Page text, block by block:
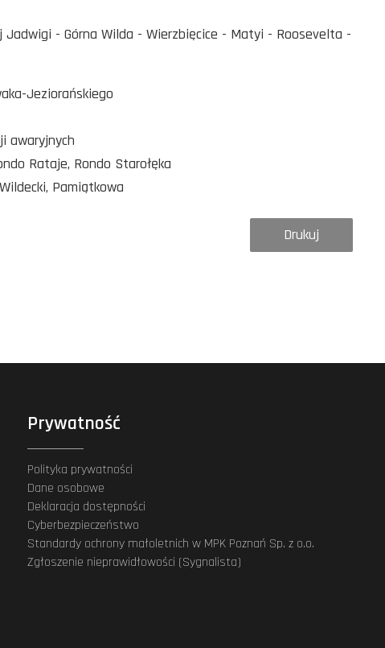
Jadwigi - Górna Wilda - Wierzbięcice - Matyi - Roosevelta -
Jeziorańskiego
awaryjnych
Rataje, Rondo Starołęka
Pamiątkowa
Drukuj
Prywatność
Polityka prywatności
Dane osobowe
Deklaracja dostępności
Cyberbezpieczeństwo
Standardy ochrony małoletnich w MPK Poznań Sp. z o.o.
Zgłoszenie nieprawidłowości (Sygnalista)